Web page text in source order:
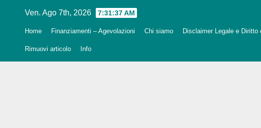
Ven. Ago 7th, 2026 7:31:38 AM
Home Finanziamenti – Agevolazioni Chi siamo Disclaimer Legale e Diritto
Rimuovi articolo Info